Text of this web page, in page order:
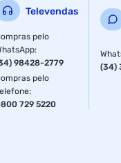
quantidade caixa : 1
ncm : 84733099
garantia com o
peso do produto :
Televendas
pelo
:
98428-2779
pelo
:
729 5220
(34)